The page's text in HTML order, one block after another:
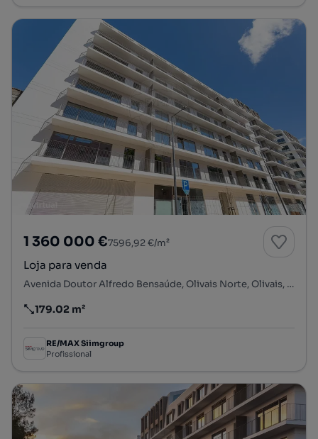
1 360 000 €7596,92 €/m²
Loja para venda
Avenida Doutor Alfredo Bensaúde, Olivais Norte, Olivais, Lisboa, Lisboa
Preço por metro quadrado
179.02 m²
RE/MAX Siimgroup
Profissional